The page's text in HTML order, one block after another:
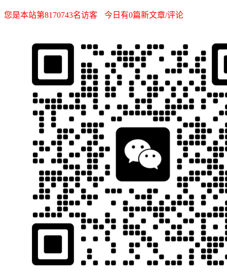
您是本站第8170743名访客 今日有0篇新文章/评论